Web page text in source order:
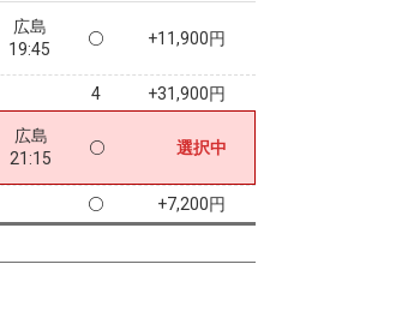
広島
19:45
+11,900円
4 +31,900円
広島
21:15
選択中
+7,200円